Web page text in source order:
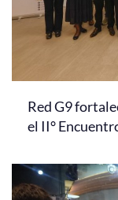
Red G9
el II°